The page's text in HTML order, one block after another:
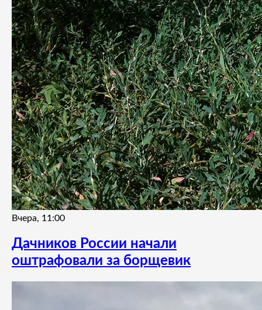
Вчера, 11:00
Дачников России начали
оштрафовали за борщевик